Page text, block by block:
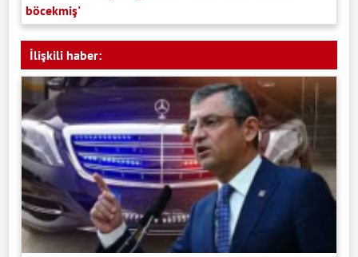
böcekmiş'
İlişkili haber: